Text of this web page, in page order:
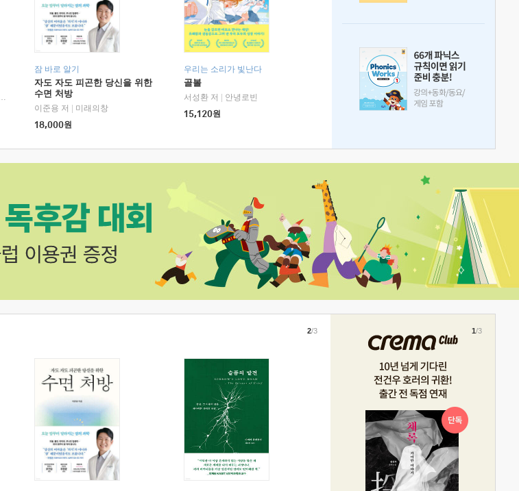
잠 바로 알기
자도 자도 피곤한 당신을 위한
수면 처방
이준용 저
미래의창
18,000원
우리는 소리가 빛난다
골볼
서성환 저
안녕로빈
15,120원
2/3 1/3